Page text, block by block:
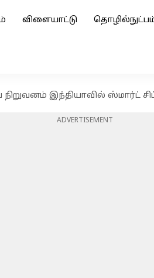
விளையாட்டு
இந்தியாவில் ஸ்மார்ட்
ADVERTISEMENT